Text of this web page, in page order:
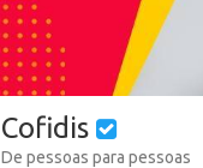
Cofidis
De pessoas para pessoas